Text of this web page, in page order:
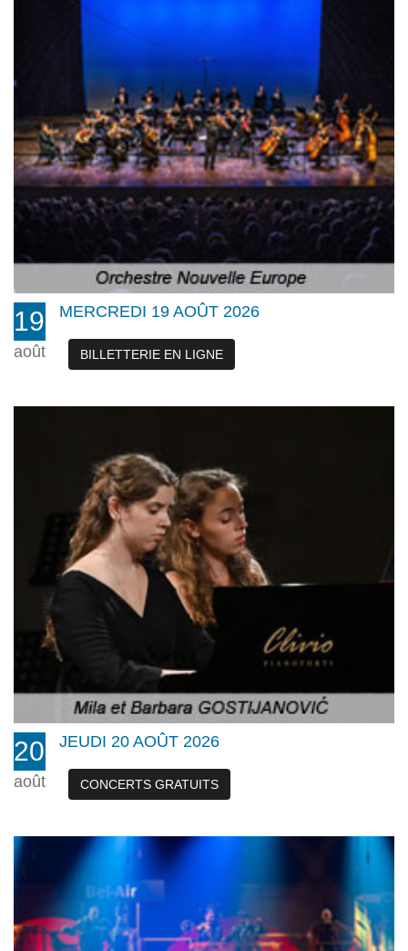
19
août
MERCREDI 19 AOÛT 2026
BILLETTERIE EN LIGNE
20
août
JEUDI 20 AOÛT 2026
CONCERTS GRATUITS